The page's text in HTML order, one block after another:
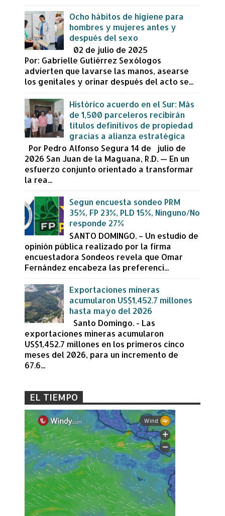
Ocho hábitos de higiene para
hombres y mujeres antes y
después del sexo
02 de julio de 2025
Por: Gabrielle Gutiérrez Sexólogos
advierten que lavarse las manos, asearse
los genitales y orinar después del acto se...
Histórico acuerdo en el Sur: Más
de 1,500 parceleros recibirán
títulos definitivos de propiedad
gracias a alianza estratégica
Por Pedro Alfonso Segura 14 de julio de
2026 San Juan de la Maguana, R.D. — En un
esfuerzo conjunto orientado a transformar
la rea...
Segun encuesta sondeo PRM
35%, FP 23%, PLD 15%, Ninguno/No
responde 27%
SANTO DOMINGO. – Un estudio de
opinión pública realizado por la firma
encuestadora Sondeos revela que Omar
Fernández encabeza las preferenci...
Exportaciones mineras
acumularon US$1,452.7 millones
hasta mayo del 2026
Santo Domingo. - Las
exportaciones mineras acumularon
US$1,452.7 millones en los primeros cinco
meses del 2026, para un incremento de
67.6...
EL TIEMPO